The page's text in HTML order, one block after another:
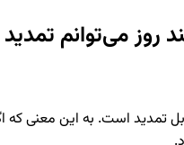
روز می‌توانم